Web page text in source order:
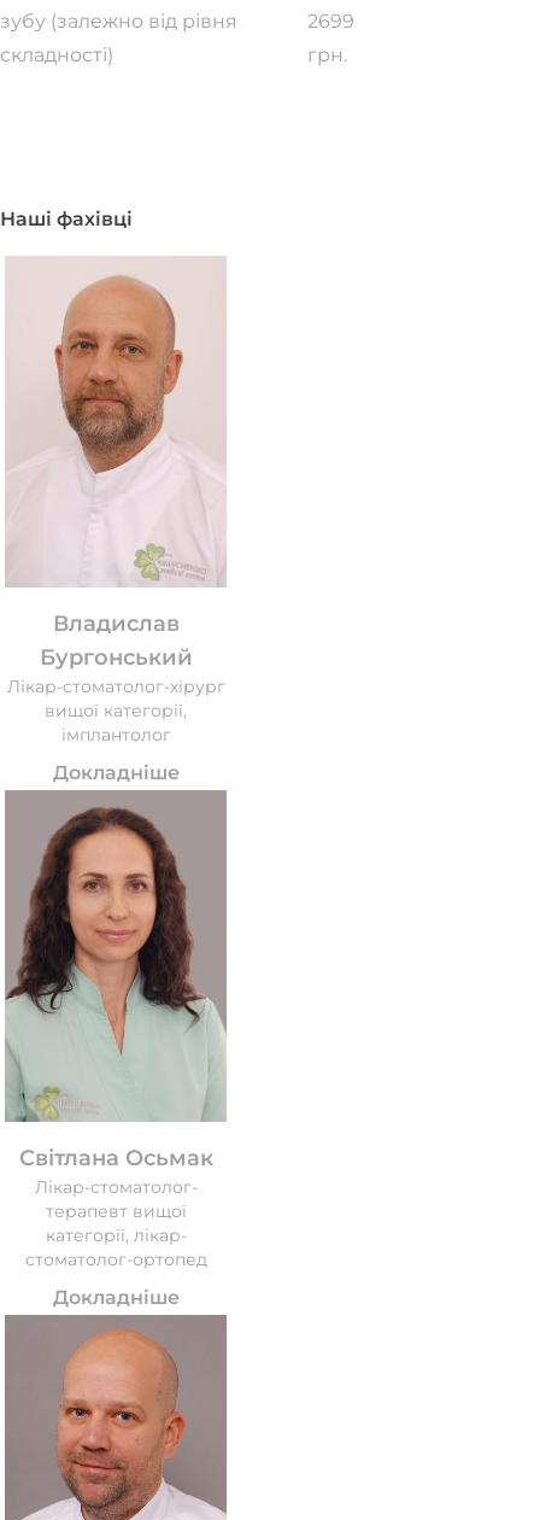
зубу (залежно від рівня
складності)
2699
грн.
Наші фахівці
Владислав
Бургонський
Лікар-стоматолог-хірург
вищої категорії,
імплантолог
Докладніше
Світлана Осьмак
Лікар-стоматолог-
терапевт вищої
категорії, лікар-
стоматолог-ортопед
Докладніше